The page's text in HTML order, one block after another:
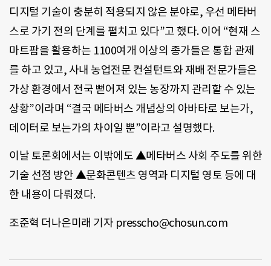
디지털 기술이 충분히 적용되지 않은 분야로, 우선 메타버
스로 가기 전의 단계를 펼치고 있다”고 했다. 이어 “현재 스
마트팜을 활용하는 1100여개 이상의 종가들은 통합 관제
를 하고 있고, 사내 농업전문 컨설턴트와 재배 전문가들은
가상 환경에서 전국 뻗어져 있는 농장까지 관리할 수 있는
상황”이라며 “결국 메타버스 개념상의 아바타로 보는가,
데이터로 보는가의 차이일 뿐”이라고 설명했다.
이날 토론회에서는 이밖에도 ▲메타버스 사회 주도를 위한
기술 선점 방안 ▲문화콘텐츠 영역과 디지털 영토 등에 대
한 내용이 다뤄졌다.
조준혁 더나은미래 기자 presscho@chosun.com